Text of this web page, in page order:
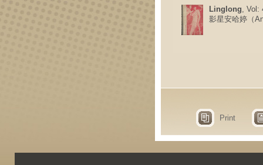
Linglong, Vol:
影星安哈婷（
Print